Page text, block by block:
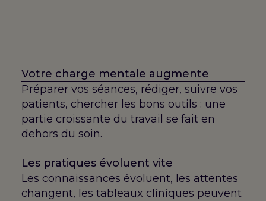
Votre charge mentale augmente
Préparer vos séances, rédiger, suivre vos
patients, chercher les bons outils : une
partie croissante du travail se fait en
dehors du soin.
Les pratiques évoluent vite
Les connaissances évoluent, les attentes
changent, les tableaux cliniques peuvent